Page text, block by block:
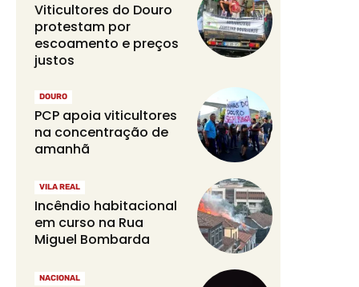
Viticultores do Douro
protestam por
escoamento e preços
justos
DOURO
PCP apoia viticultores
na concentração de
amanhã
VILA REAL
Incêndio habitacional
em curso na Rua
Miguel Bombarda
NACIONAL